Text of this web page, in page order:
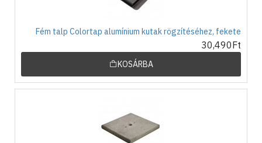
Fém talp Colortap alumínium kutak rögzítéséhez, fekete
30,490Ft
KOSÁRBA